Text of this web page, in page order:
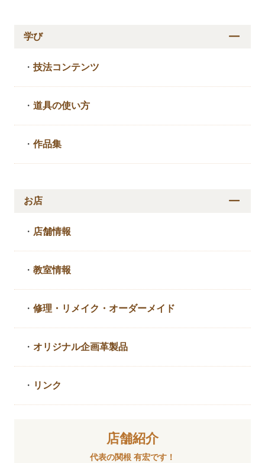
学び
・技法コンテンツ
・道具の使い方
・作品集
お店
・ 店舗情報
・教室情報
・修理・リメイク・ オーダーメイド
・ オリジナル企画革製品
・ リンク
店舗紹介
代表の関根 有宏です！